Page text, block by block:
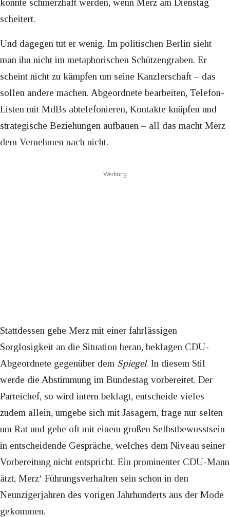
könnte schmerzhaft werden, wenn Merz am Dienstag
scheitert.
Und dagegen tut er wenig. Im politischen Berlin sieht
man ihn nicht im metaphorischen Schützengraben. Er
scheint nicht zu kämpfen um seine Kanzlerschaft – das
sollen andere machen. Abgeordnete bearbeiten, Telefon-
Listen mit MdBs abtelefonieren, Kontakte knüpfen und
strategische Beziehungen aufbauen – all das macht Merz
dem Vernehmen nach nicht.
Werbung
Stattdessen gehe Merz mit einer fahrlässigen
Sorglosigkeit an die Situation heran, beklagen CDU-
Abgeordnete gegenüber dem Spiegel. In diesem Stil
werde die Abstimmung im Bundestag vorbereitet. Der
Parteichef, so wird intern beklagt, entscheide vieles
zudem allein, umgebe sich mit Jasagern, frage nur selten
um Rat und gehe oft mit einem großen Selbstbewusstsein
in entscheidende Gespräche, welches dem Niveau seiner
Vorbereitung nicht entspricht. Ein prominenter CDU-Mann
ätzt, Merz‘ Führungsverhalten sein schon in den
Neunzigerjahren des vorigen Jahrhunderts aus der Mode
gekommen.